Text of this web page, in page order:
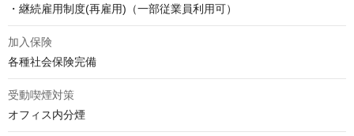
・継続雇用制度(再雇用)（一部従業員利用可）
加入保険
各種社会保険完備
受動喫煙対策
オフィス内分煙